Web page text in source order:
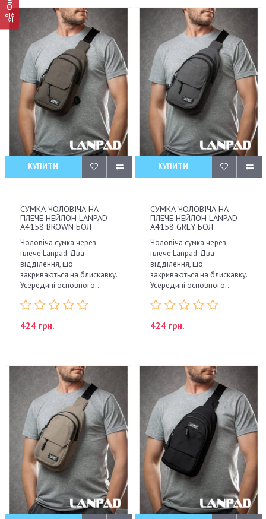
КУПИТИ
СУМКА ЧОЛОВІЧА НА
ПЛЕЧЕ НЕЙЛОН LANPAD
A4158 BROWN БОЛ
Чоловіча сумка через
плече Lanpad. Два
відділення, що
закриваються на блискавку.
Усередині основного..
424 грн.
КУПИТИ
СУМКА ЧОЛОВІЧА НА
ПЛЕЧЕ НЕЙЛОН LANPAD
A4158 GREY БОЛ
Чоловіча сумка через
плече Lanpad. Два
відділення, що
закриваються на блискавку.
Усередині основного..
424 грн.